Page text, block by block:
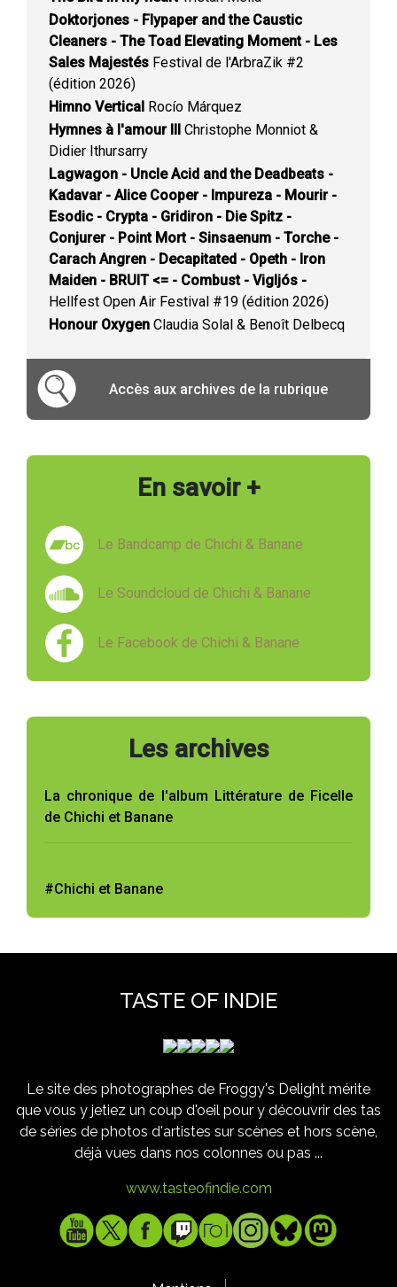
Doktorjones - Flypaper and the Caustic
Cleaners - The Toad Elevating Moment - Les
Sales Majestés Festival de l'ArbraZik #2
(édition 2026)
Himno Vertical Rocío Márquez
Hymnes à l'amour III Christophe Monniot &
Didier Ithursarry
Lagwagon - Uncle Acid and the Deadbeats -
Kadavar - Alice Cooper - Impureza - Mourir -
Esodic - Crypta - Gridiron - Die Spitz -
Conjurer - Point Mort - Sinsaenum - Torche -
Carach Angren - Decapitated - Opeth - Iron
Maiden - BRUIT <= - Combust - Vigljós -
Hellfest Open Air Festival #19 (édition 2026)
Honour Oxygen Claudia Solal & Benoît Delbecq
Accès aux archives de la rubrique
En savoir +
Le Bandcamp de Chichi & Banane
Le Soundcloud de Chichi & Banane
Le Facebook de Chichi & Banane
Les archives
La chronique de l'album Littérature de Ficelle
de Chichi et Banane
#Chichi et Banane
TASTE OF INDIE
Le site des photographes de Froggy's Delight mérite
que vous y jetiez un coup d'oeil pour y découvrir des tas
de séries de photos d'artistes sur scènes et hors scène,
déjà vues dans nos colonnes ou pas ...
www.tasteofindie.com